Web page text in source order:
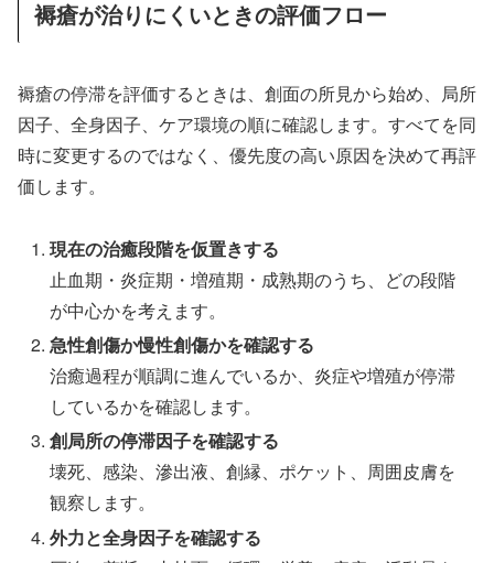
褥瘡が治りにくいときの評価フロー
褥瘡の停滞を評価するときは、創面の所見から始め、局所
因子、全身因子、ケア環境の順に確認します。すべてを同
時に変更するのではなく、優先度の高い原因を決めて再評
価します。
現在の治癒段階を仮置きする
止血期・炎症期・増殖期・成熟期のうち、どの段階
が中心かを考えます。
急性創傷か慢性創傷かを確認する
治癒過程が順調に進んでいるか、炎症や増殖が停滞
しているかを確認します。
創局所の停滞因子を確認する
壊死、感染、滲出液、創縁、ポケット、周囲皮膚を
観察します。
外力と全身因子を確認する